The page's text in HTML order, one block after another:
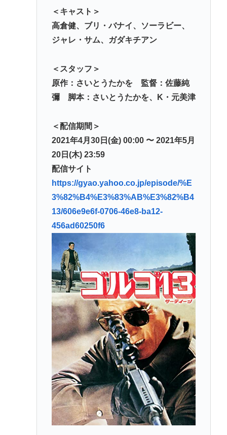
＜キャスト＞
高倉健、ブリ・バナイ、ソーラビー、
ジャレ・サム、ガダキチアン
＜スタッフ＞
原作：さいとうたかを 監督：佐藤純
彌 脚本：さいとうたかを、K・元美津
＜配信期間＞
2021年4月30日(金) 00:00 〜 2021年5月
20日(木) 23:59
配信サイト
https://gyao.yahoo.co.jp/episode/%E
3%82%B4%E3%83%AB%E3%82%B4
13/606e9e6f-0706-46e8-ba12-
456ad60250f6